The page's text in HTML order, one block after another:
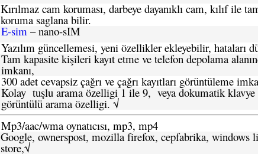
Kırılmaz cam koruması, darbeye dayanıklı cam, kılıf ile
koruma saglana bilir.
E-sim – nano-sIM
Yazılım güncellemesi, yeni özellikler ekleyebilir, hataları
Tam kapasite kişileri kayıt etme ve telefon depolama
imkanı,
300 adet cevapsiz çağrı ve çağrı kayıtları görüntüleme
Kolay tuşlu arama özelligi 1 ile 9, veya dokumatik klavye
görüntülü arama özelligi. √
Mp3/aac/wma oynatıcısı, mp3, mp4
Google, ownerspost, mozilla firefox, cepfabrika, windows
store,√